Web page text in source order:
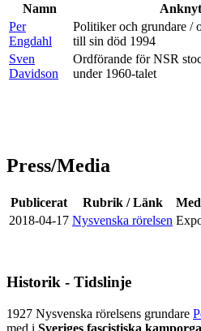
Namn
Per
Engdahl
Politiker och grundare /
till sin död 1994
Sven
Davidson
Ordförande för NSR
under 1960-talet
Press/Media
Publicerat Rubrik / Länk
2018-04-17 Nysvenska rörelsen
Historik - Tidslinje
1927 Nysvenska rörelsens grundare
med i Sveriges fascistiska